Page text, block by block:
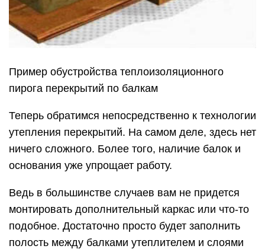
Пример обустройства теплоизоляционного
пирога перекрытий по балкам
Теперь обратимся непосредственно к технологии
утепления перекрытий. На самом деле, здесь нет
ничего сложного. Более того, наличие балок и
основания уже упрощает работу.
Ведь в большинстве случаев вам не придется
монтировать дополнительный каркас или что-то
подобное. Достаточно просто будет заполнить
полость между балками утеплителем и слоями